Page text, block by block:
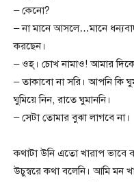
– কেনো?
– না মানে আসলে…মানে
করছেন।
– ওহ্। চোখ নামাও! আমার দিকে
– তাকাবো না সরি। আপনি কি
ঘুমিয়ে নিন, রাতে ঘুমাননি।
– সেটা তোমার বুঝা লাগবে না।
কথাটা উনি এতো খারাপ
উচুস্বরে কথা বলেনি। আমি মন